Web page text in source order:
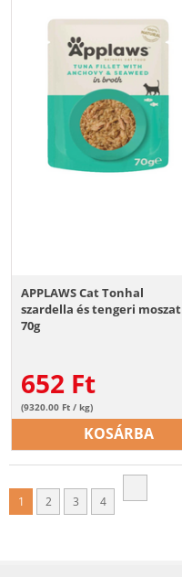
APPLAWS Cat Tonhal
szardella és tengeri moszat
70g
652 Ft
(9320.00 Ft / kg)
KOSÁRBA
1 2 3 4